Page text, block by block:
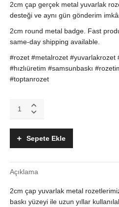
2cm çap gerçek metal yuvarlak
desteği ve aynı gün gönderim
2cm round metal badge. Fast
same-day shipping available.
#rozet #metalrozet #yuvarlakrozet
#hızlıüretim #samsunbaskı
#toptanrozet
Çap
Rozet
Üretimi
Hızlı
İmalat
Sepete Ekle
Açıklama
2cm çap yuvarlak metal
baskı yüzeyi ile uzun yıllar